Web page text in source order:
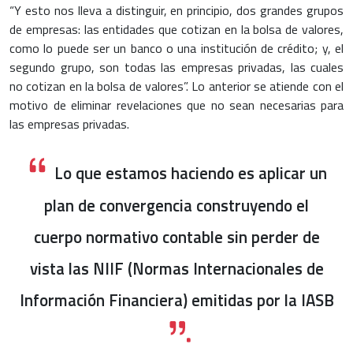
“Y esto nos lleva a distinguir, en principio, dos grandes grupos
de empresas: las entidades que cotizan en la bolsa de valores,
como lo puede ser un banco o una institución de crédito; y, el
segundo grupo, son todas las empresas privadas, las cuales
no cotizan en la bolsa de valores”. Lo anterior se atiende con el
motivo de eliminar revelaciones que no sean necesarias para
las empresas privadas.
Lo que estamos haciendo es aplicar un
plan de convergencia construyendo el
cuerpo normativo contable sin perder de
vista las NIIF (Normas Internacionales de
Información Financiera) emitidas por la IASB